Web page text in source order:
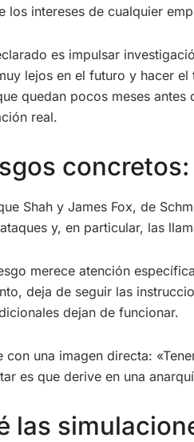
los intereses de cualquier
es impulsar
lejos en el futuro y hacer
quedan pocos meses
real.
Shah y James Fox, de
y, en particular, las
merece atención
deja de seguir las
dejan de funcionar.
con una imagen directa:
es que derive en una
las